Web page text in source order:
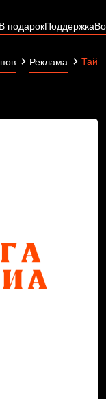
В подарокПоддержка
Реклама